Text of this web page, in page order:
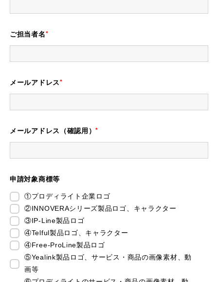
ご担当者名
メールアドレス
メールアドレス（確認用）
申請対象商標等
①プロディライト企業ロゴ
②INNOVERAシリーズ製品ロゴ、キャラクター
③IP-Line製品ロゴ
④Telful製品ロゴ、キャラクター
④Free-ProLine製品ロゴ
⑤Yealink製品ロゴ、サービス・商品の画像素材、動
画等